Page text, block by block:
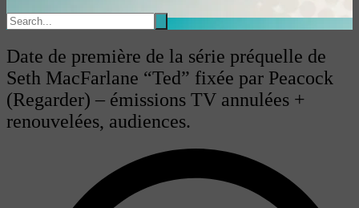
Date de première de la série préquelle de
Seth MacFarlane “Ted” fixée par Peacock
(Regarder) – émissions TV annulées +
renouvelées, audiences.